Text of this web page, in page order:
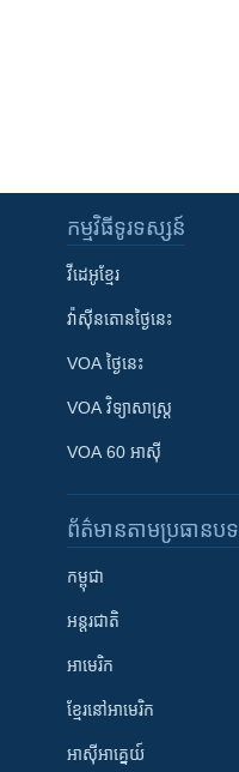
កម្មវិធី​ទូរទស្សន៍
វីដេអូ​ខ្មែរ
វ៉ាស៊ីនតោន​ថ្ងៃ​នេះ
VOA ថ្ងៃនេះ
VOA ​វិទ្យាសាស្ត្រ
VOA 60 អាស៊ី
ព័ត៌មាន​តាមប្រធានបទ​
កម្ពុជា
អន្តរជាតិ
អាមេរិក
ខ្មែរ​នៅអាមេរិក
អាស៊ីអាគ្នេយ៍